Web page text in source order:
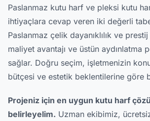
Paslanmaz kutu harf ve pleksi kutu
ihtiyaçlara cevap veren iki değerli
Paslanmaz çelik dayanıklılık ve
maliyet avantajı ve üstün aydınlatma
sağlar. Doğru seçim, işletmenizin
bütçesi ve estetik beklentilerine göre
Projeniz için en uygun kutu harf
belirleyelim. Uzman ekibimiz,